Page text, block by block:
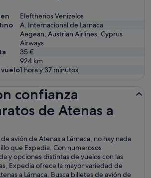
Eleftherios Venizelos
A. Internacional de Larnaca
Aegean, Austrian Airlines, Cyprus
Airways
35 €
924 km
vuelo1 hora y 37 minutos
confianza
de Atenas a
avión de Atenas a Lárnaca, no hay nada
que Expedia. Con numerosos
y opciones distintas de vuelos con las
Expedia ofrece la mayor variedad de
a Lárnaca. Busca billetes de avión de
Atenas a Lárnaca